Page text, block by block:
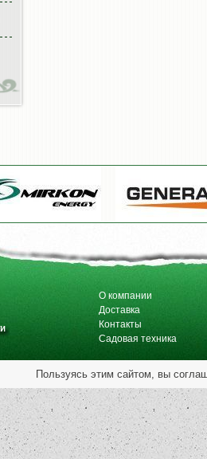
О компании
Доставка
Контакты
Садовая техника
Пользуясь этим сайтом, вы